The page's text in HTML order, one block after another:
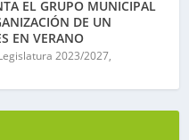
EL GRUPO MUNICIPAL
DE UN
EN VERANO
2023/2027,